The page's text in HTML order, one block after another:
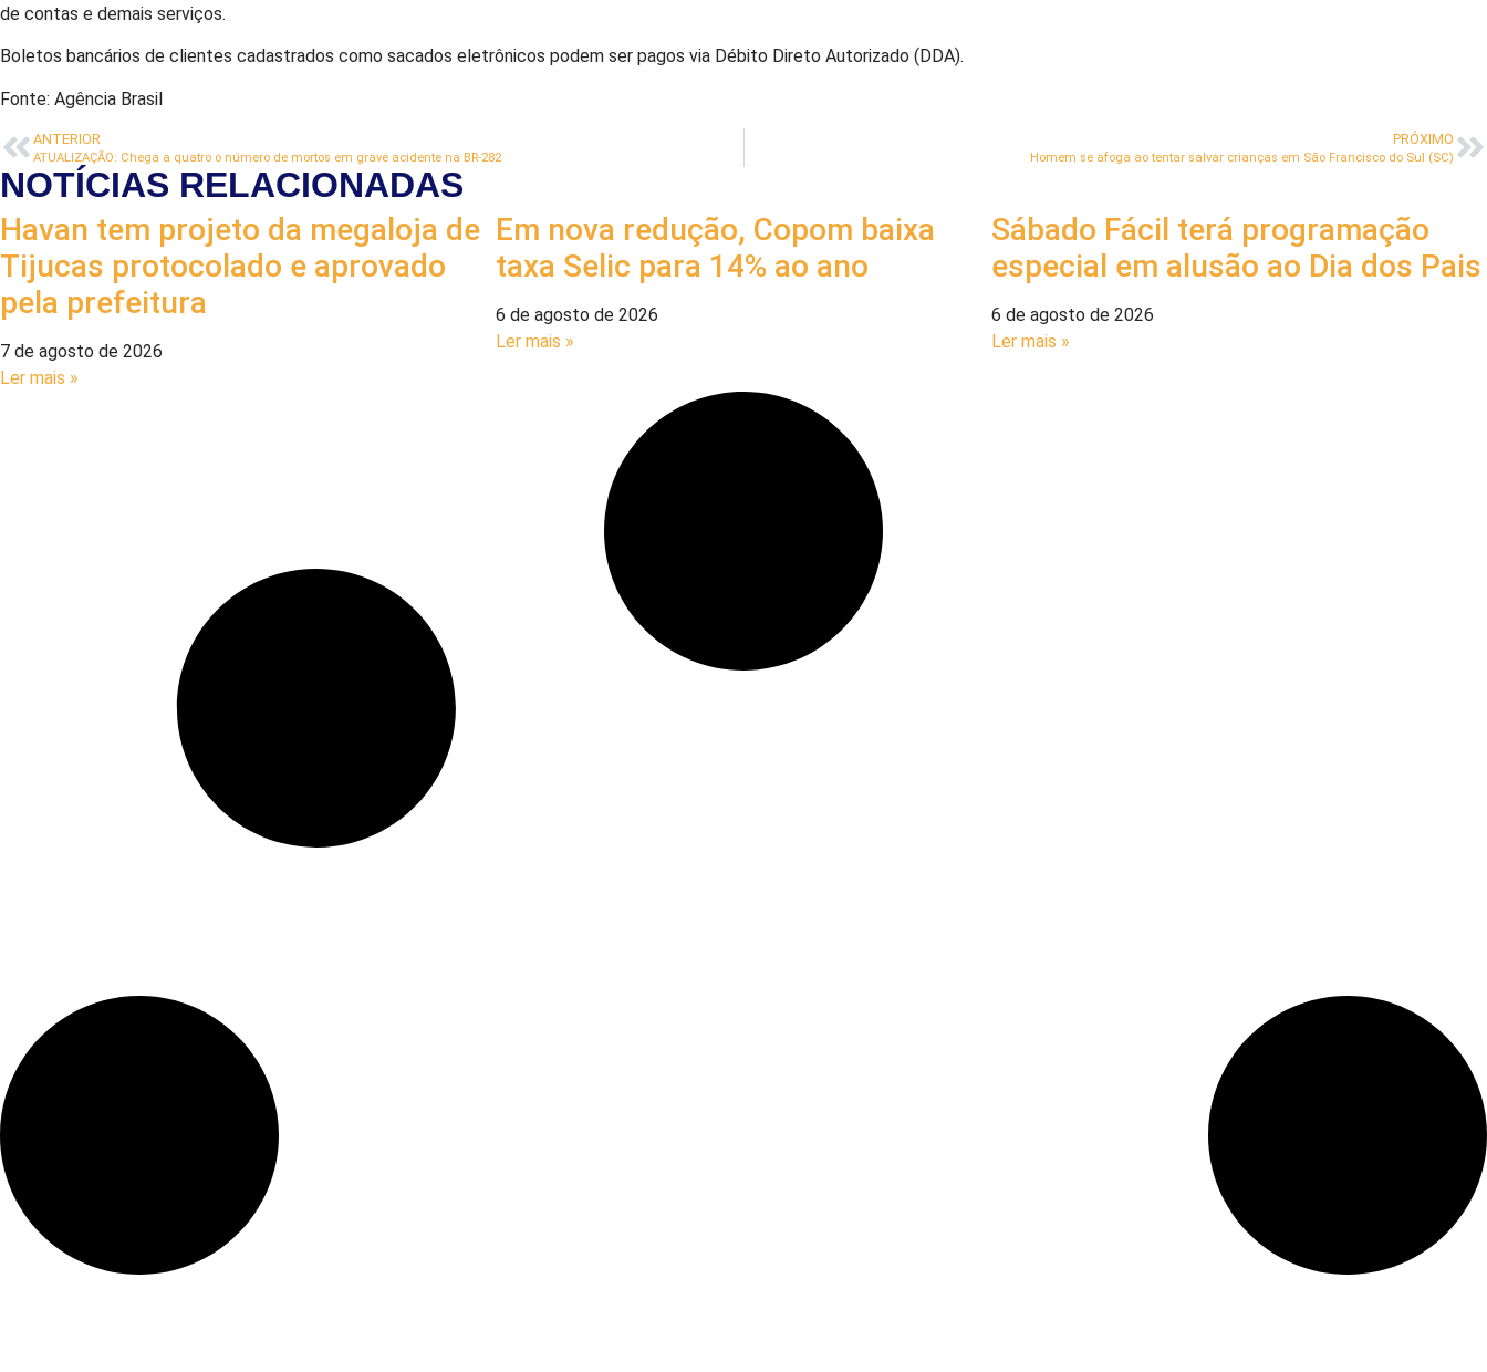
de contas e demais serviços.
Boletos bancários de clientes cadastrados como sacados eletrônicos podem ser pagos via Débito Direto Autorizado (DDA).
Fonte: Agência Brasil
ANTERIOR
ATUALIZAÇÃO: Chega a quatro o número de mortos em grave acidente na BR-282
PRÓXIMO
Homem se afoga ao tentar salvar crianças em São Francisco do Sul (SC)
NOTÍCIAS RELACIONADAS
Havan tem projeto da megaloja de
Tijucas protocolado e aprovado
pela prefeitura
7 de agosto de 2026
Ler mais »
Em nova redução, Copom baixa
taxa Selic para 14% ao ano
6 de agosto de 2026
Ler mais »
Sábado Fácil terá programação
especial em alusão ao Dia dos Pais
6 de agosto de 2026
Ler mais »